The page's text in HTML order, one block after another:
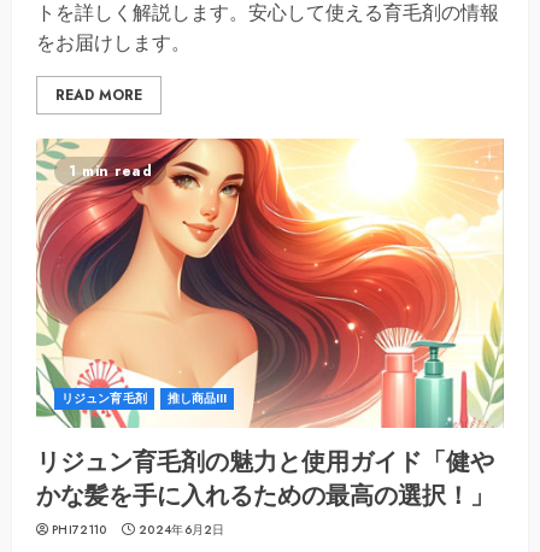
トを詳しく解説します。安心して使える育毛剤の情報
をお届けします。
READ MORE
1 min read
リジュン育毛剤 推し商品III
リジュン育毛剤の魅力と使用ガイド「健や
かな髪を手に入れるための最高の選択！」
PHI72110 2024年6月2日